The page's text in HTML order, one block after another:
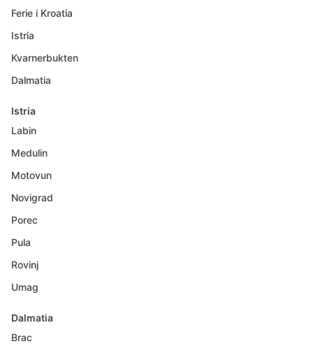
Ferie i Kroatia
Istria
Kvarnerbukten
Dalmatia
Istria
Labin
Medulin
Motovun
Novigrad
Porec
Pula
Rovinj
Umag
Dalmatia
Brac